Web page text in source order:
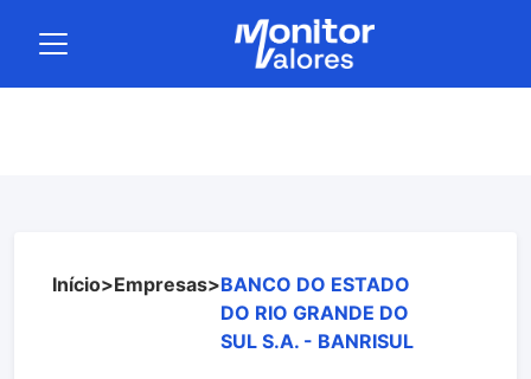
Início>Empresas>BANCO DO ESTADO
DO RIO GRANDE DO
SUL S.A. - BANRISUL